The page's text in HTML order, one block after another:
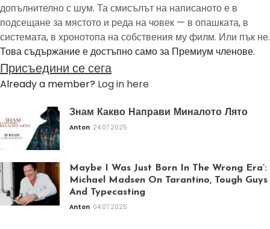
допълнително с шум. Та смисълът на написаното е в
подсещане за мястото и реда на човек — в опашката, в
системата, в хронотопа на собствения му филм. Или пък не.
Това съдържание е достъпно само за Премиум членове.
Присъедини се сега
Already a member? Log in here
Знам Какво Направи Миналото Лято
Anton 24.07.2025
Maybe I Was Just Born In The Wrong Era’:
Michael Madsen On Tarantino, Tough Guys
And Typecasting
Anton 04.07.2025